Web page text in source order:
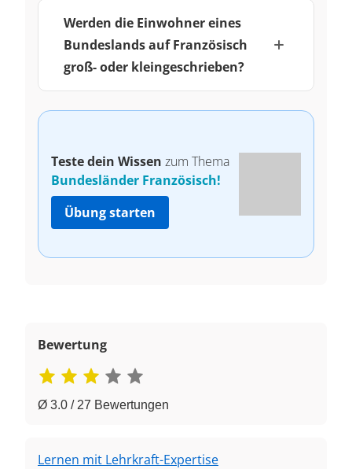
Werden die Einwohner eines
Bundeslands auf Französisch
groß- oder kleingeschrieben?
Teste dein Wissen zum Thema
Bundesländer Französisch!
Übung starten
Bewertung
Ø 3.0 / 27 Bewertungen
Lernen mit Lehrkraft-Expertise